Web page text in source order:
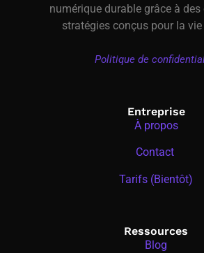
numérique durable grâce à
stratégies conçus pour la
Politique de
Entreprise
À propos
Contact
Tarifs (Bientôt)
Ressources
Blog